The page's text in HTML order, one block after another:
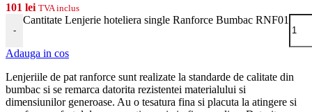
101 lei TVA inclus
-
Cantitate Lenjerie hoteliera single Ranforce Bumbac RNF01
Adauga in cos
Lenjeriile de pat ranforce sunt realizate la standarde de calitate din
bumbac si se remarca datorita rezistentei materialului si
dimensiunilor generoase. Au o tesatura fina si placuta la atingere si